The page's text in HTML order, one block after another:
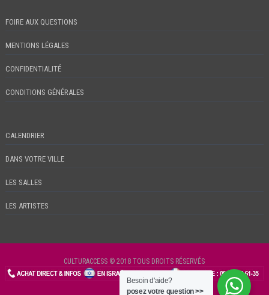
FOIRE AUX QUESTIONS
MENTIONS LÉGALES
CONFIDENTIALITÉ
CONDITIONS GÉNÉRALES
CALENDRIER
DANS VOTRE VILLE
LES SALLES
LES ARTISTES
CULTURACCESS © 2018 TOUS DROITS RÉSERVÉS
CHECKIN
Besoin d'aide?
posez votre question >>